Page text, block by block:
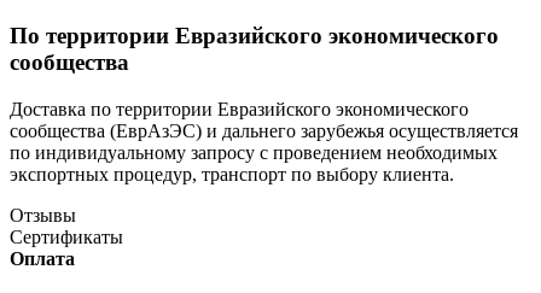
По территории Евразийского экономического
сообщества
Доставка по территории Евразийского экономического
сообщества (ЕврАзЭС) и дальнего зарубежья осуществляется
по индивидуальному запросу с проведением необходимых
экспортных процедур, транспорт по выбору клиента.
Отзывы
Сертификаты
Оплата